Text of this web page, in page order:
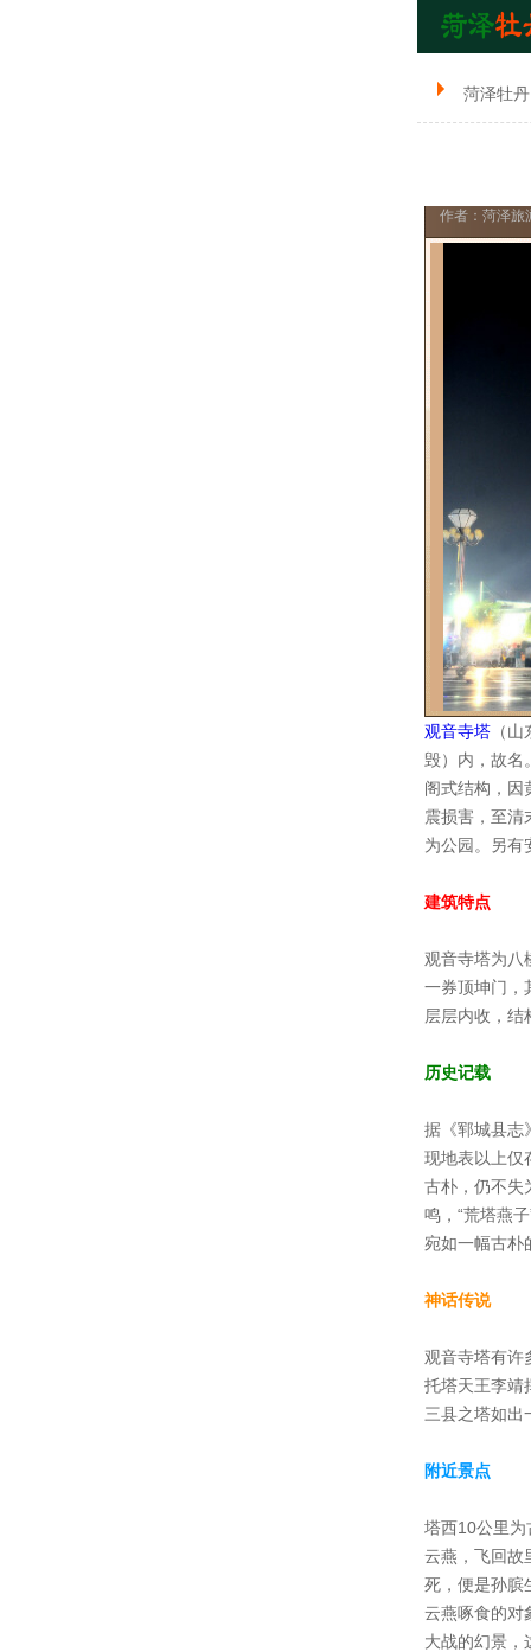
菏泽牡
作者：菏泽旅
观音寺塔 （
毁）内，故名
阁式结构，因
震损害，至清
为公园。另有
建筑特点
观音寺塔为八
一券顶坤门，
层层内收，
历史记载
据《郓城县志
现地表以上仅
古朴，仍不失
鸣，“荒塔燕
宛如一幅古朴
神话传说
观音寺塔有许
托塔天王李靖
三县之塔如出
附近景点
塔西10公里
云燕，飞回故
死，便是孙膑
云燕啄食的对
大战的幻景